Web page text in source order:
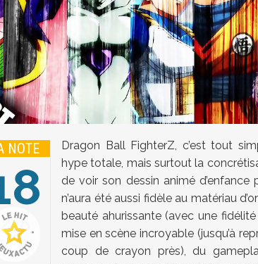
NOTE
20
Dragon Ball FighterZ, c’est tout
hype totale, mais surtout la
de voir son dessin animé d’enfance
n’aura été aussi fidèle au matériau
beauté ahurissante (avec une
mise en scène incroyable (jusqu’à
coup de crayon près), du